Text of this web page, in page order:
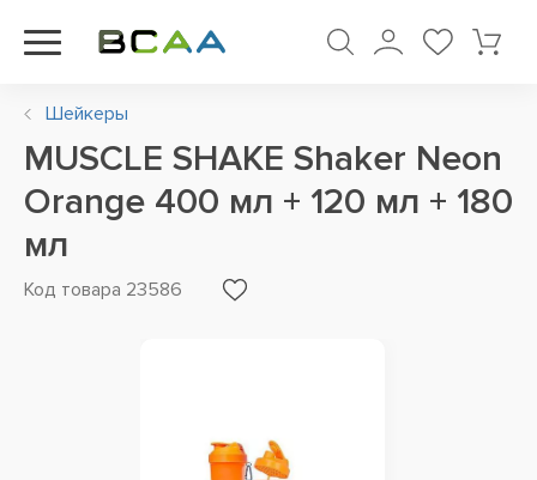
Шейкеры
MUSCLE SHAKE Shaker Neon
Orange 400 мл + 120 мл + 180
мл
Код товара 23586